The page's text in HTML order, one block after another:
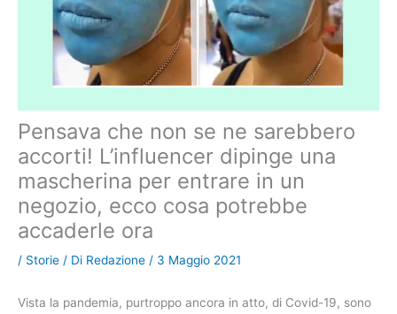
Pensava che non se ne sarebbero
accorti! L’influencer dipinge una
mascherina per entrare in un
negozio, ecco cosa potrebbe
accaderle ora
/ Storie / Di Redazione / 3 Maggio 2021
Vista la pandemia, purtroppo ancora in atto, di Covid-19, sono